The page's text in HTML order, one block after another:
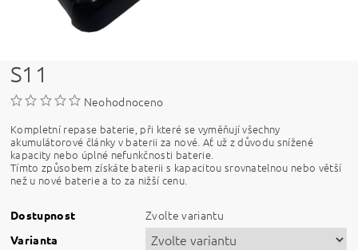
S11
Neohodnoceno
Kompletní repase baterie, při které se vyměňují všechny
akumulátorové články v baterii za nové. Ať už z důvodu snížené
kapacity nebo úplné nefunkčnosti baterie.
Tímto způsobem získáte baterii s kapacitou srovnatelnou nebo větší
než u nové baterie a to za nižší cenu.
Dostupnost Zvolte variantu
Varianta